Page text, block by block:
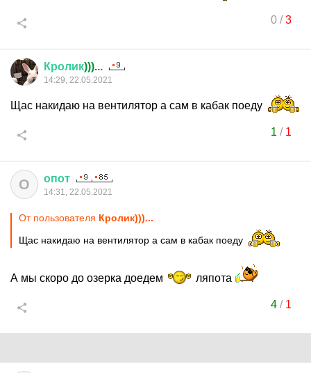
0/3
Кролик)))...
14:29, 22.05.2021
Щас накидаю на вентилятор а сам в кабак поеду
1 / 1
О опот
14:31, 22.05.2021
От пользователя Кролик)))...
Щас накидаю на вентилятор а сам в кабак поеду
А мы скоро до озерка доедем ляпота
4/ 1